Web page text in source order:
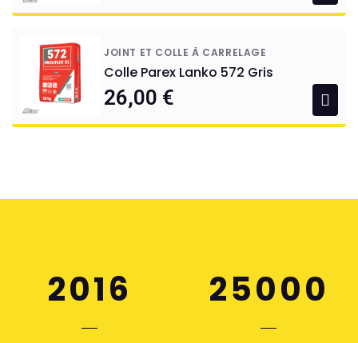
JOINT ET COLLE À CARRELAGE
Colle Parex Lanko 572 Gris
26,00 €
2016 25000